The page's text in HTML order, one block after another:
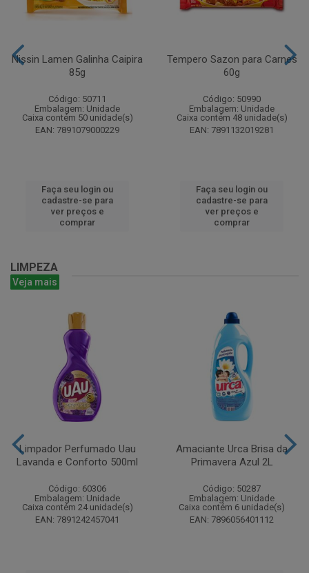
Nissin Lamen Galinha Caipira
85g
Código: 50711
Embalagem: Unidade
Caixa contém 50 unidade(s)
EAN: 7891079000229
Faça seu login ou
cadastre-se para
ver preços e
comprar
Tempero Sazon para Carnes
60g
Código: 50990
Embalagem: Unidade
Caixa contém 48 unidade(s)
EAN: 7891132019281
Faça seu login ou
cadastre-se para
ver preços e
comprar
LIMPEZA
Veja mais
Limpador Perfumado Uau
Lavanda e Conforto 500ml
Código: 60306
Embalagem: Unidade
Caixa contém 24 unidade(s)
EAN: 7891242457041
Amaciante Urca Brisa da
Primavera Azul 2L
Código: 50287
Embalagem: Unidade
Caixa contém 6 unidade(s)
EAN: 7896056401112